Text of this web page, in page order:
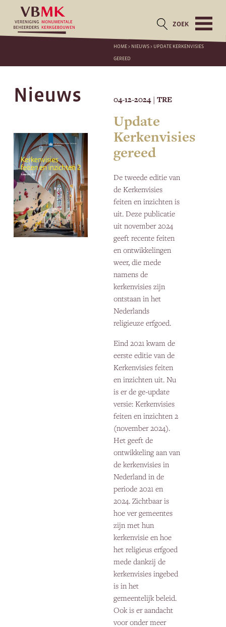
ZOEK
HOME> NIEUWS> UPDATE KERKENVISIES
GEREED
Nieuws 04-12-2024 | TRE
Update
Kerkenvisies
gereed
De tweede editie van
de Kerkenvisies
feiten en inzichten is
uit. Deze publicatie
uit november 2024
geeft recente feiten
en ontwikkelingen
weer, die mede
namens de
kerkenvisies zijn
ontstaan in het
Nederlands
religieuze erfgoed.
Eind 2021 kwam de
eerste editie van de
Kerkenvisies feiten
en inzichten uit. Nu
is er de ge-update
versie: Kerkenvisies
feiten en inzichten 2
(november 2024).
Het geeft de
ontwikkeling aan van
de kerkenvisies in
Nederland in de
periode 2021 en
2024. Zichtbaar is
hoe ver gemeentes
zijn met hun
kerkenvisie en hoe
het religieus erfgoed
mede dankzij de
kerkenvisies ingebed
is in het
gemeentelijk beleid.
Ook is er aandacht
voor onder meer